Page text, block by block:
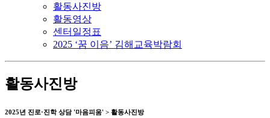
활동사진방
활동영상
센터일정표
2025 ‘꿈 이음’ 김해교육박람회
활동사진방
2025년 진로·진학 상담 '마음피움' > 활동사진방